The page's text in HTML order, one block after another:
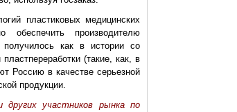
пластиковых медицинских
производителю
получилось как в истории со
(такие, как, в
Россию в качестве серьезной
продукции.
участников рынка по